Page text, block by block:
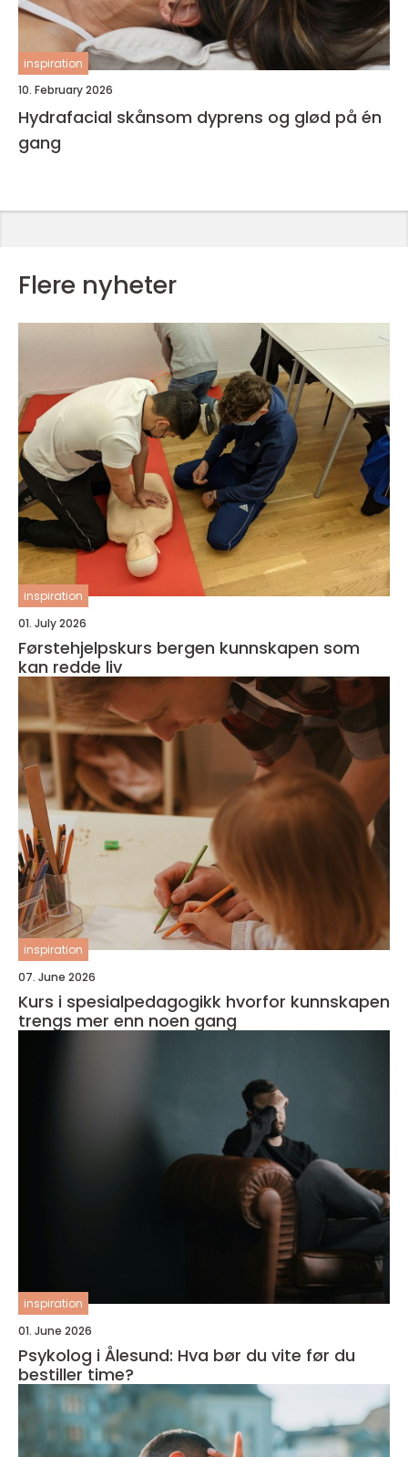
inspiration
10. February 2026
Hydrafacial skånsom dyprens og glød på én
gang
Flere nyheter
inspiration
01. July 2026
Førstehjelpskurs bergen kunnskapen som
kan redde liv
inspiration
07. June 2026
Kurs i spesialpedagogikk hvorfor kunnskapen
trengs mer enn noen gang
inspiration
01. June 2026
Psykolog i Ålesund: Hva bør du vite før du
bestiller time?